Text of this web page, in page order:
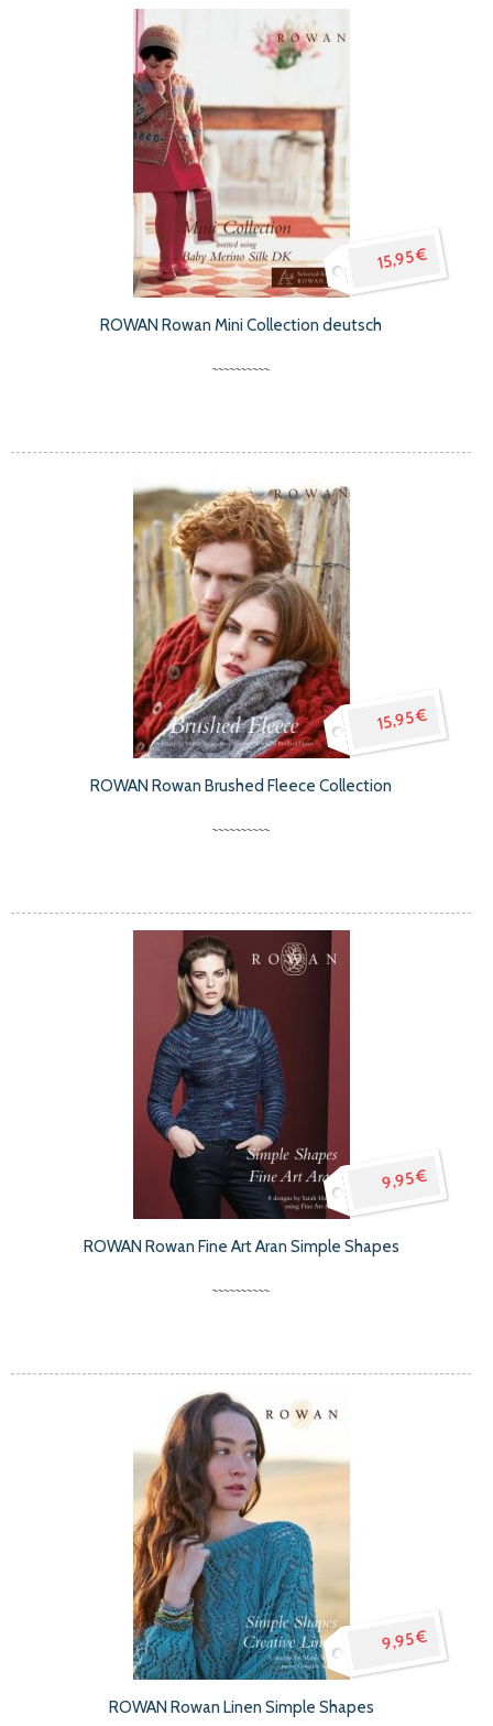
15,95 €
ROWAN Rowan Mini Collection deutsch
15,95 €
ROWAN Rowan Brushed Fleece Collection
9,95 €
ROWAN Rowan Fine Art Aran Simple Shapes
9,95 €
ROWAN Rowan Linen Simple Shapes